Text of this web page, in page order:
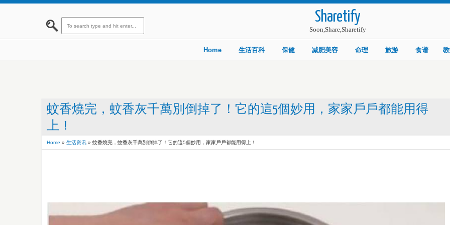
Sharetify
Soon,Share,Sharetify
Home 生活百科 保健 减肥美容 命理 旅游 食谱
蚊香燒完，蚊香灰千萬別倒掉了！它的這5個妙用，家家戶戶都能用得
上！
Home » 生活资讯 » 蚊香燒完，蚊香灰千萬別倒掉了！它的這5個妙用，家家戶戶都能用得上！